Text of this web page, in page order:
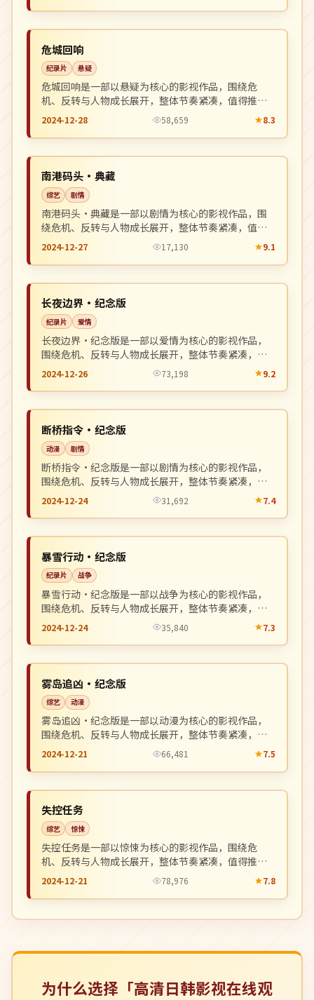
英国
危城回响
纪录片 悬疑
危城回响是一部以悬疑为核心的影视作品，围绕危
机、反转与人物成长展开，整体节奏紧凑，值得推荐
观看。
2024-12-28 58,659 8.3
英国
南港码头·典藏
综艺 剧情
南港码头·典藏是一部以剧情为核心的影视作品，围
绕危机、反转与人物成长展开，整体节奏紧凑，值得
推荐观看。
2024-12-27 17,130 9.1
中国
长夜边界·纪念版
纪录片 爱情
长夜边界·纪念版是一部以爱情为核心的影视作品，
围绕危机、反转与人物成长展开，整体节奏紧凑，值
得推荐观看。
2024-12-26 73,198 9.2
日本
断桥指令·纪念版
动漫 剧情
断桥指令·纪念版是一部以剧情为核心的影视作品，
围绕危机、反转与人物成长展开，整体节奏紧凑，值
得推荐观看。
2024-12-24 31,692 7.4
韩国
暴雪行动·纪念版
纪录片 战争
暴雪行动·纪念版是一部以战争为核心的影视作品，
围绕危机、反转与人物成长展开，整体节奏紧凑，值
得推荐观看。
2024-12-24 35,840 7.3
英国
雾岛追凶·纪念版
综艺 动漫
雾岛追凶·纪念版是一部以动漫为核心的影视作品，
围绕危机、反转与人物成长展开，整体节奏紧凑，值
得推荐观看。
2024-12-21 66,481 7.5
中国
失控任务
综艺 惊悚
失控任务是一部以惊悚为核心的影视作品，围绕危
机、反转与人物成长展开，整体节奏紧凑，值得推荐
观看。
2024-12-21 78,976 7.8
为什么选择「高清日韩影视在线观